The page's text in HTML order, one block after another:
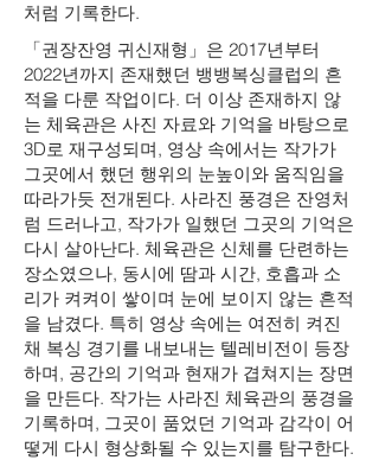
처럼 기록한다.
「권장잔영 귀신재형」은 2017년부터
2022년까지 존재했던 뱅뱅복싱클럽의 흔
적을 다룬 작업이다. 더 이상 존재하지 않
는 체육관은 사진 자료와 기억을 바탕으로
3D로 재구성되며, 영상 속에서는 작가가
그곳에서 했던 행위의 눈높이와 움직임을
따라가듯 전개된다. 사라진 풍경은 잔영처
럼 드러나고, 작가가 일했던 그곳의 기억은
다시 살아난다. 체육관은 신체를 단련하는
장소였으나, 동시에 땀과 시간, 호흡과 소
리가 켜켜이 쌓이며 눈에 보이지 않는 흔적
을 남겼다. 특히 영상 속에는 여전히 켜진
채 복싱 경기를 내보내는 텔레비전이 등장
하며, 공간의 기억과 현재가 겹쳐지는 장면
을 만든다. 작가는 사라진 체육관의 풍경을
기록하며, 그곳이 품었던 기억과 감각이 어
떻게 다시 형상화될 수 있는지를 탐구한다.